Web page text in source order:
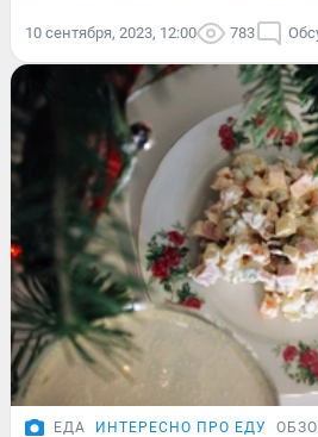
10 сентября, 2023, 12:00 783
ЕДА ИНТЕРЕСНО ПРО ЕДУ